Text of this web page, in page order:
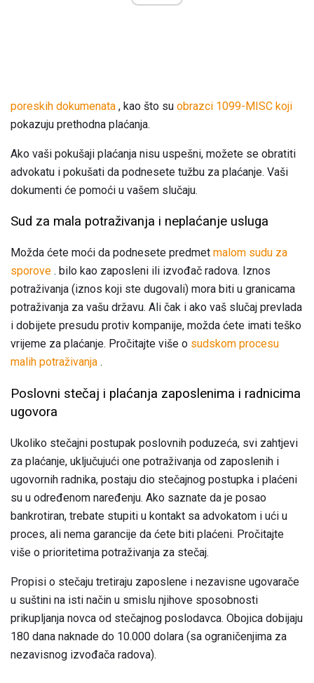
poreskih dokumenata , kao što su obrazci 1099-MISC koji
pokazuju prethodna plaćanja.
Ako vaši pokušaji plaćanja nisu uspešni, možete se obratiti
advokatu i pokušati da podnesete tužbu za plaćanje. Vaši
dokumenti će pomoći u vašem slučaju.
Sud za mala potraživanja i neplaćanje usluga
Možda ćete moći da podnesete predmet malom sudu za
sporove . bilo kao zaposleni ili izvođač radova. Iznos
potraživanja (iznos koji ste dugovali) mora biti u granicama
potraživanja za vašu državu. Ali čak i ako vaš slučaj prevlada
i dobijete presudu protiv kompanije, možda ćete imati teško
vrijeme za plaćanje. Pročitajte više o sudskom procesu
malih potraživanja .
Poslovni stečaj i plaćanja zaposlenima i radnicima
ugovora
Ukoliko stečajni postupak poslovnih poduzeća, svi zahtjevi
za plaćanje, uključujući one potraživanja od zaposlenih i
ugovornih radnika, postaju dio stečajnog postupka i plaćeni
su u određenom naređenju. Ako saznate da je posao
bankrotiran, trebate stupiti u kontakt sa advokatom i ući u
proces, ali nema garancije da ćete biti plaćeni. Pročitajte
više o prioritetima potraživanja za stečaj.
Propisi o stečaju tretiraju zaposlene i nezavisne ugovarače
u suštini na isti način u smislu njihove sposobnosti
prikupljanja novca od stečajnog poslodavca. Obojica dobijaju
180 dana naknade do 10.000 dolara (sa ograničenjima za
nezavisnog izvođača radova).